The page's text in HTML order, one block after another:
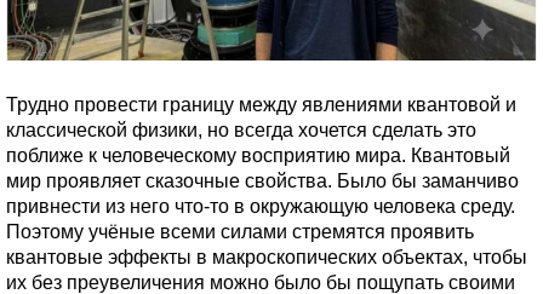
Трудно провести границу между явлениями квантовой и
классической физики, но всегда хочется сделать это
поближе к человеческому восприятию мира. Квантовый
мир проявляет сказочные свойства. Было бы заманчиво
привнести из него что-то в окружающую человека среду.
Поэтому учёные всеми силами стремятся проявить
квантовые эффекты в макроскопических объектах, чтобы
их без преувеличения можно было бы пощупать своими